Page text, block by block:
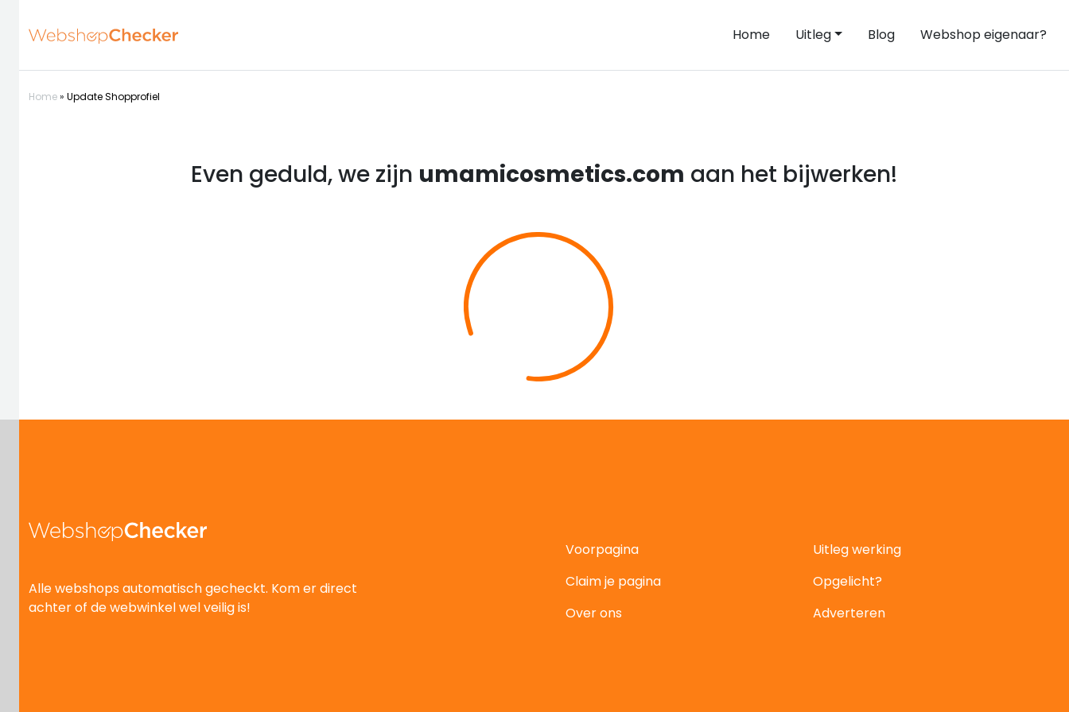
Home Uitleg Blog Webshop eigenaar?
Home» Update Shopprofiel
Even geduld, we zijn umamicosmetics.com aan het bijwerken!
Alle webshops automatisch gecheckt. Kom er direct
achter of de webwinkel wel veilig is!
Voorpagina
Uitleg werking
Claim je pagina
Opgelicht?
Over ons
Adverteren